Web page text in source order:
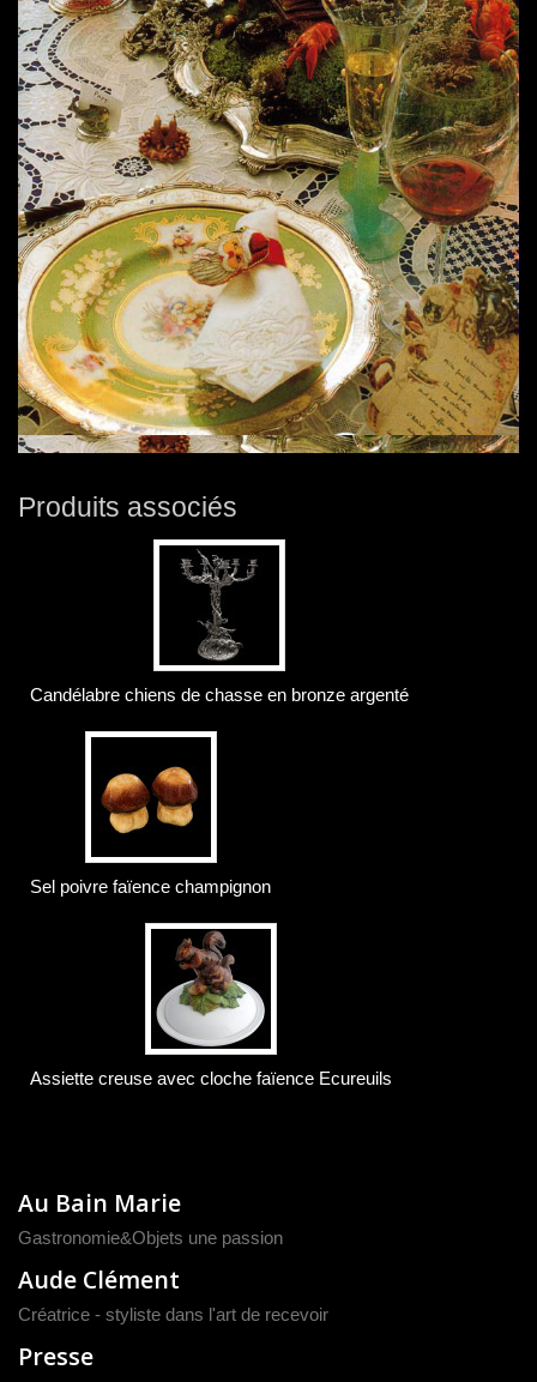
Produits associés
Candélabre chiens de chasse en bronze argenté
Sel poivre faïence champignon
Assiette creuse avec cloche faïence Ecureuils
Au Bain Marie
Gastronomie&Objets une passion
Aude Clément
Créatrice - styliste dans l'art de recevoir
Presse